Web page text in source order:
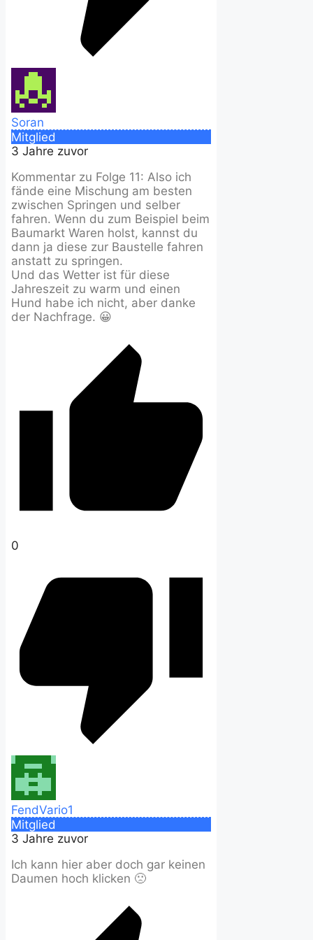
Soran
Mitglied
3 Jahre zuvor
Kommentar zu Folge 11: Also ich
fände eine Mischung am besten
zwischen Springen und selber
fahren. Wenn du zum Beispiel beim
Baumarkt Waren holst, kannst du
dann ja diese zur Baustelle fahren
anstatt zu springen.
Und das Wetter ist für diese
Jahreszeit zu warm und einen
Hund habe ich nicht, aber danke
der Nachfrage. 😀
0
FendVario1
Mitglied
3 Jahre zuvor
Ich kann hier aber doch gar keinen
Daumen hoch klicken 🙁